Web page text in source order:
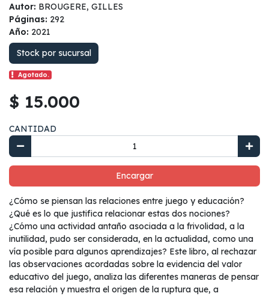
Autor: BROUGERE, GILLES
Páginas: 292
Año: 2021
Stock por sucursal
Agotado.
$ 15.000
CANTIDAD
Encargar
¿Cómo se piensan las relaciones entre juego y educación?
¿Qué es lo que justifica relacionar estas dos nociones?
¿Cómo una actividad antaño asociada a la frivolidad, a la
inutilidad, pudo ser considerada, en la actualidad, como una
vía posible para algunos aprendizajes? Este libro, al rechazar
las observaciones acordadas sobre la evidencia del valor
educativo del juego, analiza las diferentes maneras de pensar
esa relación y muestra el origen de la ruptura que, a